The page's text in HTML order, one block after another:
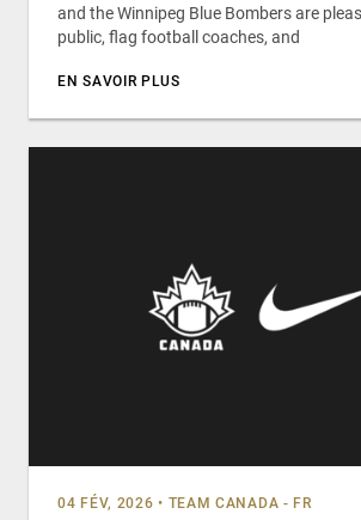
and the Winnipeg Blue Bombers are
public, flag football coaches, and
EN SAVOIR PLUS
04 FÉV, 2026 • TEAM CANADA - FR